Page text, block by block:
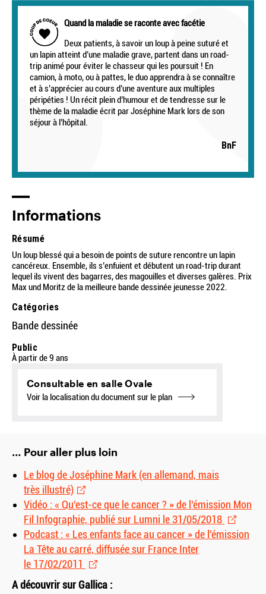
Quand la maladie se raconte avec facétie
Deux patients, à savoir un loup à peine suturé et
un lapin atteint d’une maladie grave, partent dans un road-
trip animé pour éviter le chasseur qui les poursuit ! En
camion, à moto, ou à pattes, le duo apprendra à se connaître
et à s’apprécier au cours d’une aventure aux multiples
péripéties ! Un récit plein d’humour et de tendresse sur le
thème de la maladie écrit par Joséphine Mark lors de son
séjour à l’hôpital.
BnF
Informations
Résumé
Un loup blessé qui a besoin de points de suture rencontre un lapin
cancéreux. Ensemble, ils s’enfuient et débutent un road-trip durant
lequel ils vivent des bagarres, des magouilles et diverses galères. Prix
Max und Moritz de la meilleure bande dessinée jeunesse 2022.
Catégories
Bande dessinée
Public
À partir de 9 ans
Consultable en salle Ovale
Voir la localisation du document sur le plan
… Pour aller plus loin
Le blog de Joséphine Mark (en allemand, mais
très illustré)
Vidéo : « Qu’est-ce que le cancer ? » de l’émission Mon
Fil Infographie, publié sur Lumni le 31/05/2018
Podcast : « Les enfants face au cancer » de l’émission
La Tête au carré, diffusée sur France Inter
le 17/02/2011
A découvrir sur Gallica :